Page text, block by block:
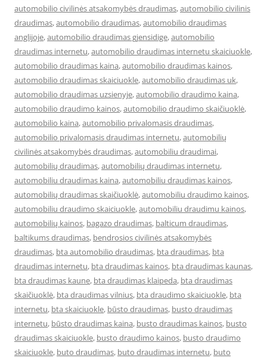
automobilio civilinės atsakomybės draudimas,automobilio civilinis
draudimas,automobilio draudimas,automobilio draudimas
anglijoje,automobilio draudimas gjensidige,automobilio
draudimas internetu,automobilio draudimas internetu skaiciuokle,
automobilio draudimas kaina,automobilio draudimas kainos,
automobilio draudimas skaiciuokle,automobilio draudimas uk,
automobilio draudimas uzsienyje,automobilio draudimo kaina,
automobilio draudimo kainos,automobilio draudimo skaičiuoklė,
automobilio kaina,automobilio privalomasis draudimas,
automobilio privalomasis draudimas internetu,automobilių
civilinės atsakomybės draudimas,automobiliu draudimai,
automobilių draudimas,automobilių draudimas internetu,
automobiliu draudimas kaina,automobiliu draudimas kainos,
automobilių draudimas skaičiuoklė,automobiliu draudimo kainos,
automobiliu draudimo skaiciuokle,automobiliu draudimu kainos,
automobilių kainos, bagazo draudimas, balticum draudimas,
baltikums draudimas, bendrosios civilinės atsakomybės
draudimas, bta automobilio draudimas, bta draudimas, bta
draudimas internetu, bta draudimas kainos, bta draudimas kaunas,
bta draudimas kaune, bta draudimas klaipeda, bta draudimas
skaičiuoklė, bta draudimas vilnius, bta draudimo skaiciuokle, bta
internetu, bta skaiciuokle, būsto draudimas, busto draudimas
internetu, būsto draudimas kaina, busto draudimas kainos, busto
draudimas skaiciuokle, busto draudimo kainos, busto draudimo
skaiciuokle, buto draudimas, buto draudimas internetu, buto